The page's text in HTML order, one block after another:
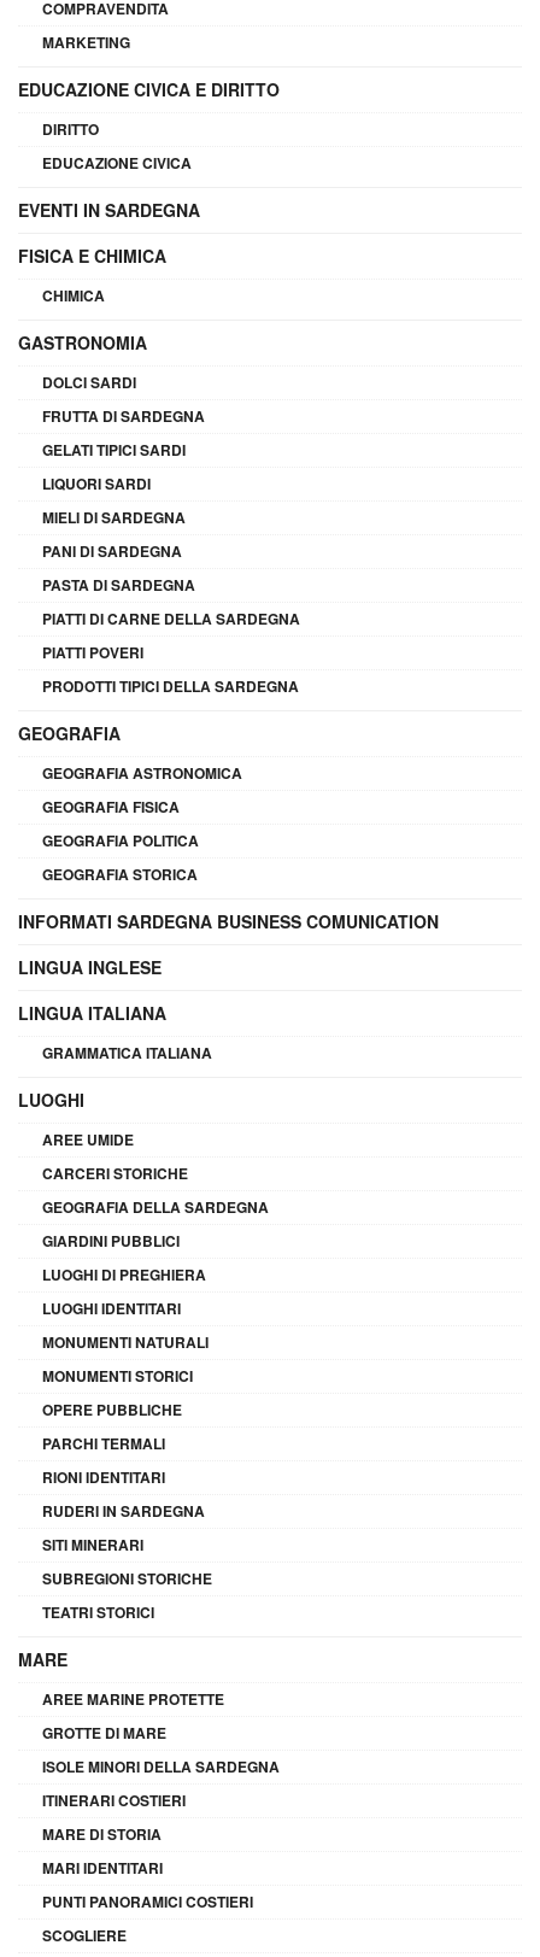
COMPRAVENDITA
MARKETING
EDUCAZIONE CIVICA E DIRITTO
DIRITTO
EDUCAZIONE CIVICA
EVENTI IN SARDEGNA
FISICA E CHIMICA
CHIMICA
GASTRONOMIA
DOLCI SARDI
FRUTTA DI SARDEGNA
GELATI TIPICI SARDI
LIQUORI SARDI
MIELI DI SARDEGNA
PANI DI SARDEGNA
PASTA DI SARDEGNA
PIATTI DI CARNE DELLA SARDEGNA
PIATTI POVERI
PRODOTTI TIPICI DELLA SARDEGNA
GEOGRAFIA
GEOGRAFIA ASTRONOMICA
GEOGRAFIA FISICA
GEOGRAFIA POLITICA
GEOGRAFIA STORICA
INFORMATI SARDEGNA BUSINESS COMUNICATION
LINGUA INGLESE
LINGUA ITALIANA
GRAMMATICA ITALIANA
LUOGHI
AREE UMIDE
CARCERI STORICHE
GEOGRAFIA DELLA SARDEGNA
GIARDINI PUBBLICI
LUOGHI DI PREGHIERA
LUOGHI IDENTITARI
MONUMENTI NATURALI
MONUMENTI STORICI
OPERE PUBBLICHE
PARCHI TERMALI
RIONI IDENTITARI
RUDERI IN SARDEGNA
SITI MINERARI
SUBREGIONI STORICHE
TEATRI STORICI
MARE
AREE MARINE PROTETTE
GROTTE DI MARE
ISOLE MINORI DELLA SARDEGNA
ITINERARI COSTIERI
MARE DI STORIA
MARI IDENTITARI
PUNTI PANORAMICI COSTIERI
SCOGLIERE